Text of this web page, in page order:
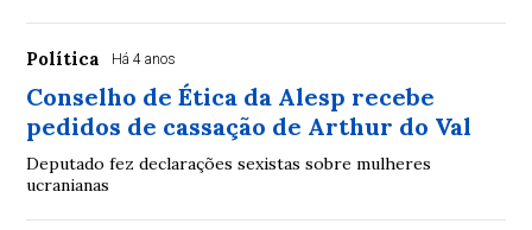
Política Há 4 anos
Conselho de Ética da Alesp recebe
pedidos de cassação de Arthur do Val
Deputado fez declarações sexistas sobre mulheres
ucranianas